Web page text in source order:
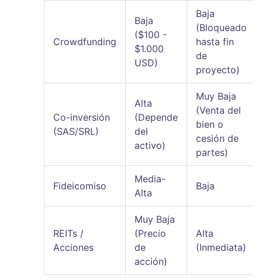
Crowdfunding
Baja
($100 -
$1.000
USD)
Baja
(Bloqueado
hasta fin
de
proyecto)
Co-inversión
(SAS/SRL)
Alta
(Depende
del
activo)
Muy Baja
(Venta del
bien o
cesión de
partes)
Fideicomiso
Media-
Alta
Baja
REITs /
Acciones
Muy Baja
(Precio
de
acción)
Alta
(Inmediata)